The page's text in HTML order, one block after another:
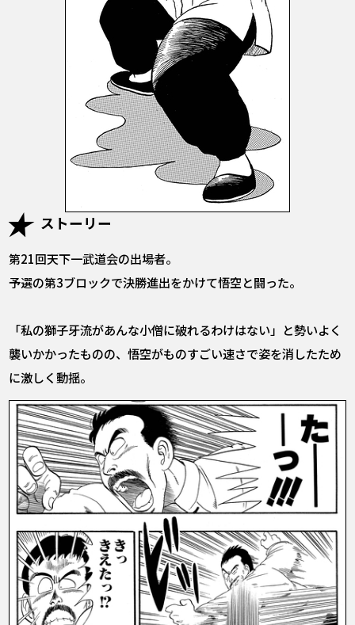
ストーリー
第21回天下一武道会の出場者。
予選の第3ブロックで決勝進出をかけて悟空と闘った。
「私の獅子牙流があんな小僧に破れるわけはない」と勢いよく
襲いかかったものの、悟空がものすごい速さで姿を消したため
に激しく動揺。